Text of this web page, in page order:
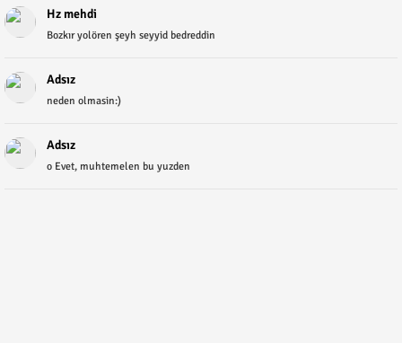
Hz mehdi
Bozkır yolören şeyh seyyid bedreddin
Adsız
neden olmasin:)
Adsız
o Evet, muhtemelen bu yuzden